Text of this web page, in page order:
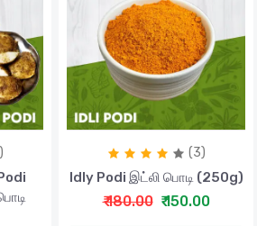
(3)
Idly Podi இட்லி பொடி (250g)
₹ 180.00 ₹ 150.00